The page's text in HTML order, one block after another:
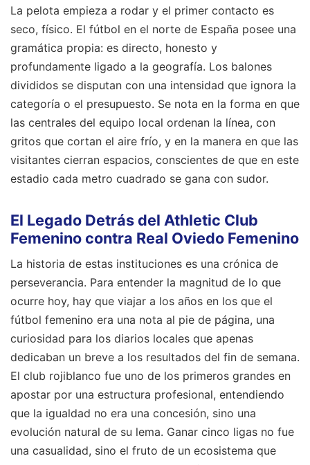
La pelota empieza a rodar y el primer contacto es
seco, físico. El fútbol en el norte de España posee una
gramática propia: es directo, honesto y
profundamente ligado a la geografía. Los balones
divididos se disputan con una intensidad que ignora la
categoría o el presupuesto. Se nota en la forma en que
las centrales del equipo local ordenan la línea, con
gritos que cortan el aire frío, y en la manera en que las
visitantes cierran espacios, conscientes de que en este
estadio cada metro cuadrado se gana con sudor.
El Legado Detrás del Athletic Club
Femenino contra Real Oviedo Femenino
La historia de estas instituciones es una crónica de
perseverancia. Para entender la magnitud de lo que
ocurre hoy, hay que viajar a los años en los que el
fútbol femenino era una nota al pie de página, una
curiosidad para los diarios locales que apenas
dedicaban un breve a los resultados del fin de semana.
El club rojiblanco fue uno de los primeros grandes en
apostar por una estructura profesional, entendiendo
que la igualdad no era una concesión, sino una
evolución natural de su lema. Ganar cinco ligas no fue
una casualidad, sino el fruto de un ecosistema que